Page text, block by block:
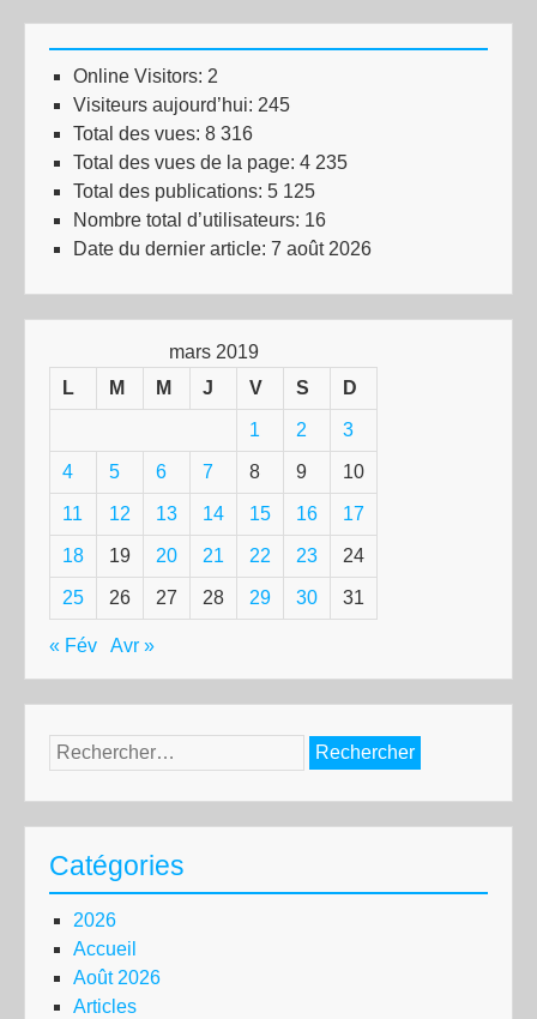
Online Visitors: 2
Visiteurs aujourd’hui: 245
Total des vues: 8 316
Total des vues de la page: 4 235
Total des publications: 5 125
Nombre total d’utilisateurs: 16
Date du dernier article: 7 août 2026
mars 2019
L
M M J V S D
1 2 3
4 5 6 7 8 9 10
11 12 13 14 15 16 17
18 19 20 21 22 23 24
25 26 27 28 29 30 31
« Fév Avr »
Rechercher :
Catégories
2026
Accueil
Août 2026
Articles